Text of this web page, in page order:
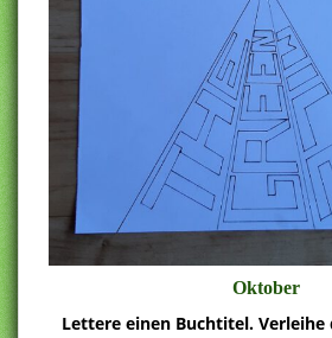
Oktober
Lettere einen Buchtitel.